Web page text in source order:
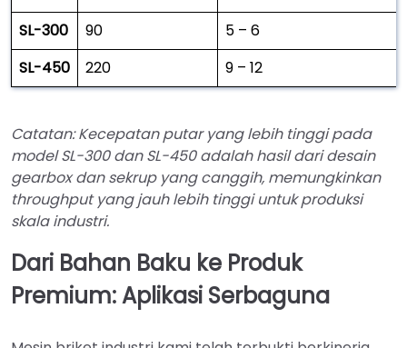
SL-300
90 5 – 6
SL-450
220 9 – 12
Catatan: Kecepatan putar yang lebih tinggi pada
model SL-300 dan SL-450 adalah hasil dari desain
gearbox dan sekrup yang canggih, memungkinkan
throughput yang jauh lebih tinggi untuk produksi
skala industri.
Dari Bahan Baku ke Produk
Premium: Aplikasi Serbaguna